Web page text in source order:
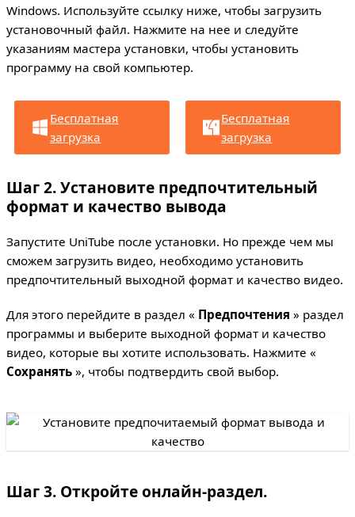
Windows. Используйте ссылку ниже, чтобы загрузить
установочный файл. Нажмите на нее и следуйте
указаниям мастера установки, чтобы установить
программу на свой компьютер.
Бесплатная
загрузка
Бесплатная
загрузка
Шаг 2. Установите предпочтительный
формат и качество вывода
Запустите UniTube после установки. Но прежде чем мы
сможем загрузить видео, необходимо установить
предпочтительный выходной формат и качество видео.
Для этого перейдите в раздел « Предпочтения » раздел
программы и выберите выходной формат и качество
видео, которые вы хотите использовать. Нажмите «
Сохранять », чтобы подтвердить свой выбор.
Шаг 3. Откройте онлайн-раздел.